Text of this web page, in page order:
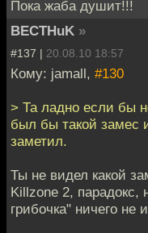
Пока жаба душит!!!
BECTHuK »
#137 | 20.08.10 18:57
Кому: jamall, #130
> Та ладно если бы
был бы такой замес
заметил.
Ты не видел какой
Killzone 2, парадокс,
грибочка" ничего не